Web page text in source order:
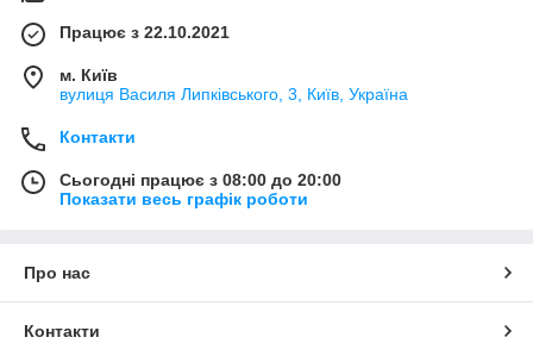
Працює з 22.10.2021
м. Київ
вулиця Василя Липківського, 3, Київ, Україна
Контакти
Сьогодні працює з 08:00 до 20:00
Показати весь графік роботи
Про нас
Контакти